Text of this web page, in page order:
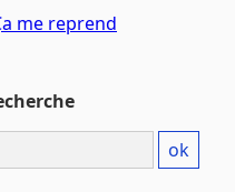
me reprend